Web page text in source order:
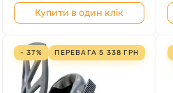
Купити в один клік
- 37% ПЕРЕВАГА5 338 ГРН